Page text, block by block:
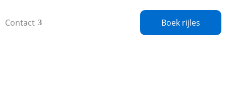
Contact Boek rijles